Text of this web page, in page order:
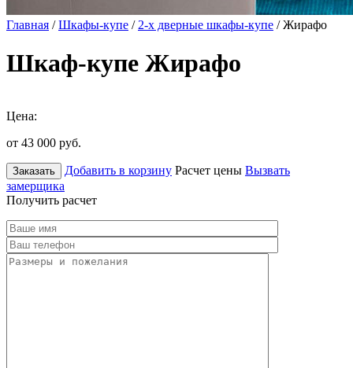
Главная /Шкафы-купе / 2-х дверные шкафы-купе / Жирафо
Шкаф-купе Жирафо
Цена:
от 43 000 руб.
Заказать Добавить в корзину Расчет цены Вызвать
замерщика
Получить расчет